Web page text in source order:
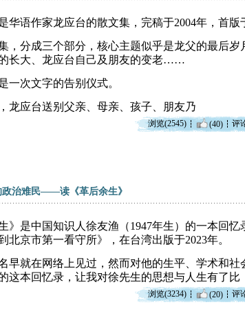
华语作家龙应台的散文集，完稿于2004年，首版
，分成三个部分，核心主题似乎是龙父的最后岁
长大、龙应台自己及朋友的变老……
一次文字的告别仪式。
龙应台送别父亲、母亲、孩子、朋友乃
浏览(2545) (40) 评
政治难民——读《革后余生》
》是中国知识人徐友渔（1947年生）的一本回
北京市第一看守所》，在台湾出版于2023年。
早就在网络上见过，然而对他的生平、学术和社
这本回忆录，让我对徐先生的思想与人生有了比
浏览(3234) (20) 评